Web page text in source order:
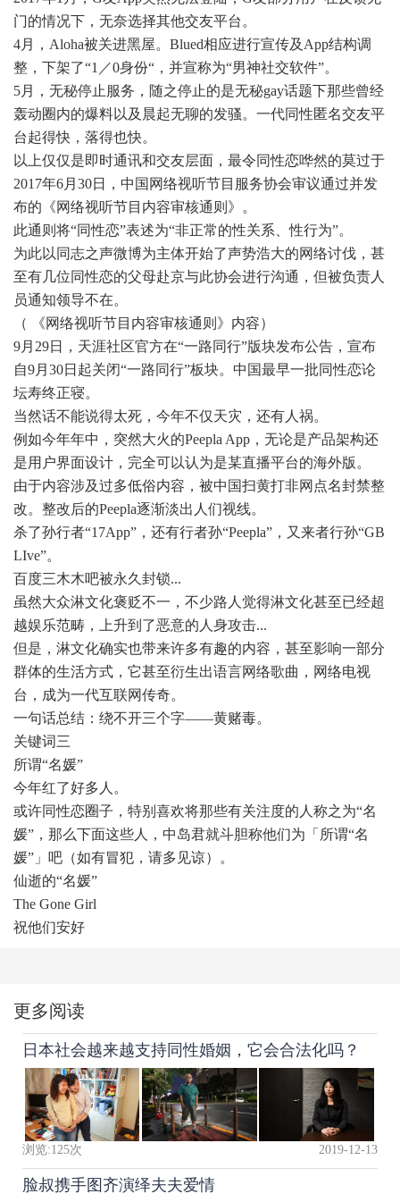
门的情况下，无奈选择其他交友平台。
4月，Aloha被关进黑屋。Blued相应进行宣传及App结构调
整，下架了“1／0身份“，并宣称为“男神社交软件”。
5月，无秘停止服务，随之停止的是无秘gay话题下那些曾经
轰动圈内的爆料以及晨起无聊的发骚。一代同性匿名交友平
台起得快，落得也快。
以上仅仅是即时通讯和交友层面，最令同性恋哗然的莫过于
2017年6月30日，中国网络视听节目服务协会审议通过并发
布的《网络视听节目内容审核通则》。
此通则将“同性恋”表述为“非正常的性关系、性行为”。
为此以同志之声微博为主体开始了声势浩大的网络讨伐，甚
至有几位同性恋的父母赴京与此协会进行沟通，但被负责人
员通知领导不在。
（ 《网络视听节目内容审核通则》内容）
9月29日，天涯社区官方在“一路同行”版块发布公告，宣布
自9月30日起关闭“一路同行”板块。中国最早一批同性恋论
坛寿终正寝。
当然话不能说得太死，今年不仅天灾，还有人祸。
例如今年年中，突然大火的Peepla App，无论是产品架构还
是用户界面设计，完全可以认为是某直播平台的海外版。
由于内容涉及过多低俗内容，被中国扫黄打非网点名封禁整
改。整改后的Peepla逐渐淡出人们视线。
杀了孙行者“17App”，还有行者孙“Peepla”，又来者行孙“GB
LIve”。
百度三木木吧被永久封锁...
虽然大众淋文化褒贬不一，不少路人觉得淋文化甚至已经超
越娱乐范畴，上升到了恶意的人身攻击...
但是，淋文化确实也带来许多有趣的内容，甚至影响一部分
群体的生活方式，它甚至衍生出语言网络歌曲，网络电视
台，成为一代互联网传奇。
一句话总结：绕不开三个字——黄赌毒。
关键词三
所谓“名媛”
今年红了好多人。
或许同性恋圈子，特别喜欢将那些有关注度的人称之为“名
媛”，那么下面这些人，中岛君就斗胆称他们为「所谓“名
媛”」吧（如有冒犯，请多见谅）。
仙逝的“名媛”
The Gone Girl
祝他们安好
更多阅读
日本社会越来越支持同性婚姻，它会合法化吗？
浏览:125次 2019-12-13
脸叔携手图齐演绎夫夫爱情